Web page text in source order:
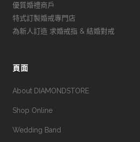
優質婚禮商戶
特式訂製婚戒專門店
為新人訂造 求婚戒指 & 結婚對戒
頁面
About DIAMONDSTORE
Shop Online
Wedding Band